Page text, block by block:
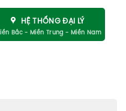
HỆ THỐNG ĐẠI LÝ